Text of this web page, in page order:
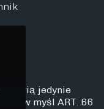
jedynie
w myśl ART. 66